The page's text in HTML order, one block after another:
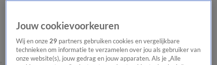
Jouw cookievoorkeuren
Wij en onze29 partners gebruiken cookies en vergelijkbare
technieken om informatie te verzamelen over jou als gebruiker van
onze website(s), jouw gedrag en jouw apparaten. Als je „Alle